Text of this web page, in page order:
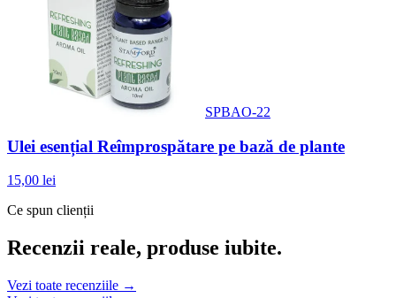
SPBAO-22
Ulei esențial Reîmprospătare pe bază de plante
15,00 lei
Ce spun clienții
Recenzii reale, produse iubite.
Vezi toate recenziile →